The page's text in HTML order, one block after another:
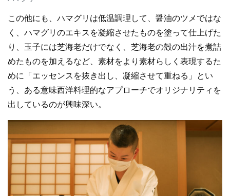
この他にも、ハマグリは低温調理して、醤油のツメではな
く、ハマグリのエキスを凝縮させたものを塗って仕上げた
り、玉子には芝海老だけでなく、芝海老の殻の出汁を煮詰
めたものを加えるなど、素材をより素材らしく表現するた
めに「エッセンスを抜き出し、凝縮させて重ねる」とい
う、ある意味西洋料理的なアプローチでオリジナリティを
出しているのが興味深い。